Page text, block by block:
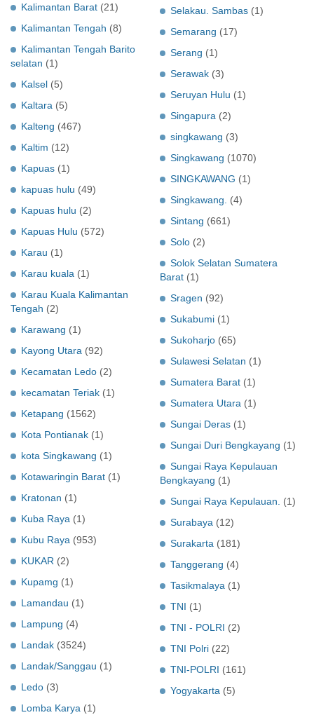
Kalimantan Barat (21)
Kalimantan Tengah (8)
Kalimantan Tengah Barito
selatan (1)
Kalsel (5)
Kaltara (5)
Kalteng (467)
Kaltim (12)
Kapuas (1)
kapuas hulu (49)
Kapuas hulu (2)
Kapuas Hulu (572)
Karau (1)
Karau kuala (1)
Karau Kuala Kalimantan
Tengah (2)
Karawang (1)
Kayong Utara (92)
Kecamatan Ledo (2)
kecamatan Teriak (1)
Ketapang (1562)
Kota Pontianak (1)
kota Singkawang (1)
Kotawaringin Barat (1)
Kratonan (1)
Kuba Raya (1)
Kubu Raya (953)
KUKAR (2)
Kupamg (1)
Lamandau (1)
Lampung (4)
Landak (3524)
Landak/Sanggau (1)
Ledo (3)
Lomba Karya (1)
Selakau. Sambas (1)
Semarang (17)
Serang (1)
Serawak (3)
Seruyan Hulu (1)
Singapura (2)
singkawang (3)
Singkawang (1070)
SINGKAWANG (1)
Singkawang.
(4)
Sintang (661)
Solo (2)
Solok Selatan Sumatera
Barat (1)
Sragen (92)
Sukabumi (1)
Sukoharjo (65)
Sulawesi Selatan (1)
Sumatera Barat (1)
Sumatera Utara (1)
Sungai Deras (1)
Sungai Duri Bengkayang (1)
Sungai Raya Kepulauan
Bengkayang (1)
Sungai Raya Kepulauan.
(1)
Surabaya (12)
Surakarta (181)
Tanggerang (4)
Tasikmalaya (1)
TNI (1)
TNI - POLRI (2)
TNI Polri (22)
TNI-POLRI (161)
Yogyakarta (5)